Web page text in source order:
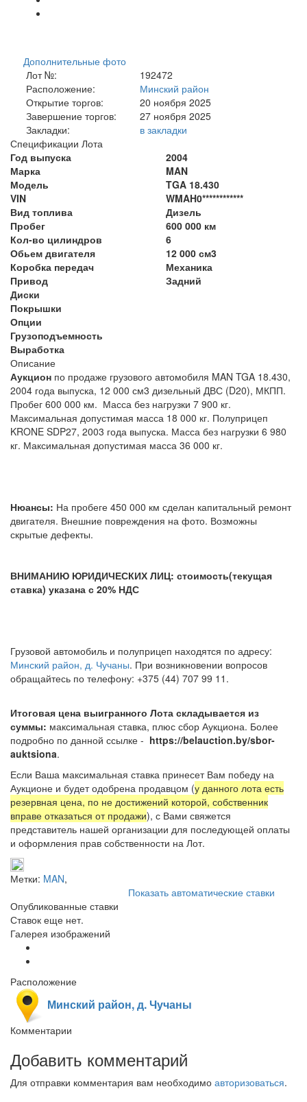
Дополнительные фото
Лот №:
192472
Расположение:
Минский район
Открытие торгов:
20 ноября 2025
Завершение торгов:
27 ноября 2025
Закладки:
в закладки
Спецификации Лота
Год выпуска
2004
Марка
MAN
Модель
TGA 18.430
VIN
WMAH0************
Вид топлива
Дизель
Пробег
600 000 км
Кол-во цилиндров
6
Обьем двигателя
12 000 см3
Коробка передач
Механика
Привод
Задний
Диски
Покрышки
Опции
Грузоподъемность
Выработка
Описание
Аукцион по продаже грузового автомобиля MAN TGA 18.430,
2004 года выпуска, 12 000 см3 дизельный ДВС (D20), МКПП.
Пробег 600 000 км. Масса без нагрузки 7 900 кг.
Максимальная допустимая масса 18 000 кг. Полуприцеп
KRONE SDP27, 2003 года выпуска. Масса без нагрузки 6 980
кг. Максимальная допустимая масса 36 000 кг.
Нюансы: На пробеге 450 000 км сделан капитальный ремонт
двигателя. Внешние повреждения на фото. Возможны
скрытые дефекты.
ВНИМАНИЮ ЮРИДИЧЕСКИХ ЛИЦ: стоимость(текущая
ставка) указана с 20% НДС
Грузовой автомобиль и полуприцеп находятся по адресу:
Минский район, д. Чучаны. При возникновении вопросов
обращайтесь по телефону: +375 (44) 707 99 11.
Итоговая цена выигранного Лота складывается из
суммы: максимальная ставка, плюс сбор Аукциона. Более
подробно по данной ссылке - https://belauction.by/sbor-
auktsiona.
Если Ваша максимальная ставка принесет Вам победу на
Аукционе и будет одобрена продавцом (у данного лота есть
резервная цена, по не достижений которой, собственник
вправе отказаться от продажи), с Вами свяжется
представитель нашей организации для последующей оплаты
и оформления прав собственности на Лот.
Метки: MAN,
Показать автоматические ставки
Опубликованные ставки
Ставок еще нет.
Галерея изображений
Расположение
Минский район, д. Чучаны
Комментарии
Добавить комментарий
Для отправки комментария вам необходимо авторизоваться.